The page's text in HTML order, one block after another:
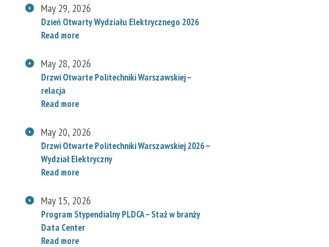
May 29, 2026
Dzień Otwarty Wydziału Elektrycznego 2026
Read more
May 28, 2026
Drzwi Otwarte Politechniki Warszawskiej –
relacja
Read more
May 20, 2026
Drzwi Otwarte Politechniki Warszawskiej 2026 –
Wydział Elektryczny
Read more
May 15, 2026
Program Stypendialny PLDCA – Staż w branży
Data Center
Read more